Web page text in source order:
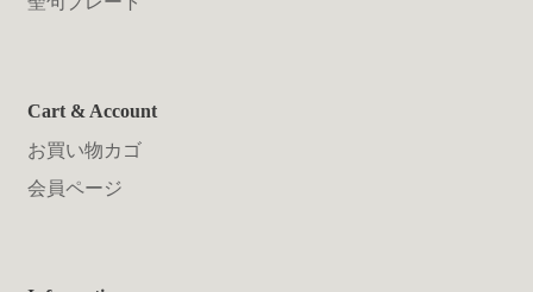
Cart & Account
お買い物カゴ
会員ページ